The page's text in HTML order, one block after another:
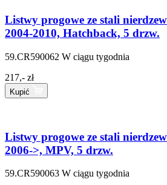
Listwy progowe ze stali
2004-2010, Hatchback, 5 drzw.
59.CR590062 W ciągu tygodnia
217,- zł
Kupić
Listwy progowe ze stali
2006->, MPV, 5 drzw.
59.CR590063 W ciągu tygodnia